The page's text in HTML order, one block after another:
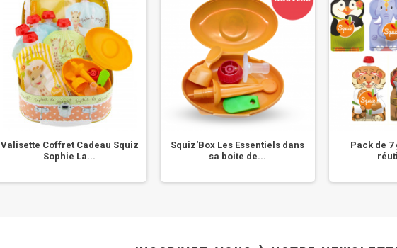
Valisette Coffret Cadeau Squiz
Sophie La...
Squiz'Box Les Essentiels dans
sa boite de...
Pack de